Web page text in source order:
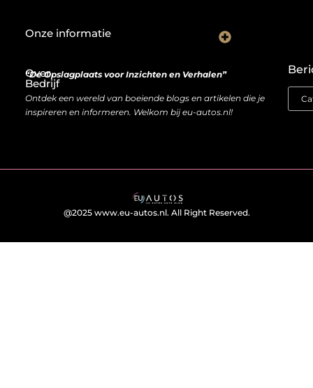
Over
Bedrijf
“De Opslagplaats voor Inzichten en Verhalen”
Ontdek een wereld van boeiende blogs en artikelen die je
inspireren en informeren. Welkom bij eu-autos.nl!
Onze informatie
@2025 www.eu-autos.nl. All Right Reserved.